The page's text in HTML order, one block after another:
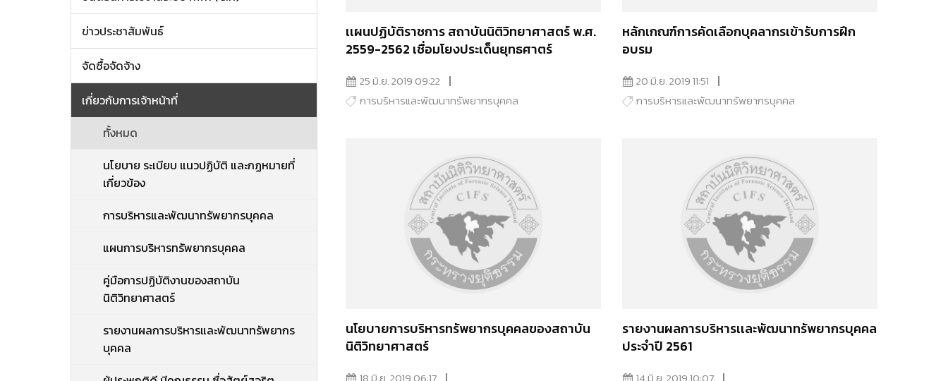
ข่าวประชาสัมพันธ์
จัดซื้อจัดจ้าง
เกี่ยวกับการเจ้าหน้าที่
ทั้งหมด
นโยบาย ระเบียบ แนวปฏิบัติ และกฏหมายที่
เกี่ยวข้อง
การบริหารและพัฒนาทรัพยากรบุคคล
แผนการบริหารทรัพยากรบุคคล
คู่มือการปฏิบัติงานของสถาบัน
นิติวิทยาศาสตร์
รายงานผลการบริหารและพัฒนาทรัพยากร
บุคคล
เเผนปฏิบัติราชการ สถาบันนิติวิทยาศาสตร์ พ.ศ.
2559-2562 เชื่อมโยงประเด็นยุทธศาตร์
25 มิ.ย. 2019 09:22
การบริหารและพัฒนาทรัพยากรบุคคล
หลักเกณฑ์การคัดเลือกบุคลากรเข้ารับการฝึก
อบรม
20 มิ.ย. 2019 11:51
การบริหารและพัฒนาทรัพยากรบุคคล
นโยบายการบริหารทรัพยากรบุคคลของสถาบัน
นิติวิทยาศาสตร์
รายงานผลการบริหารเเละพัฒนาทรัพยากรบุคคล
ประจำปี 2561